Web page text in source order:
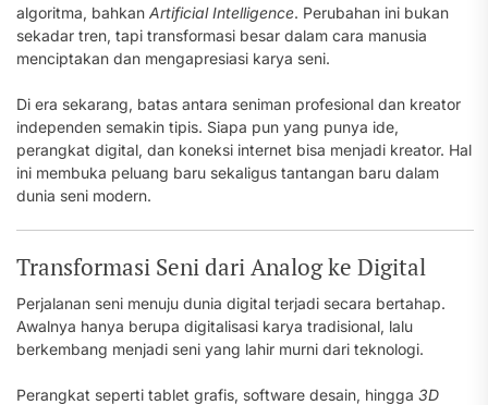
algoritma, bahkan Artificial Intelligence. Perubahan ini bukan
sekadar tren, tapi transformasi besar dalam cara manusia
menciptakan dan mengapresiasi karya seni.
Di era sekarang, batas antara seniman profesional dan kreator
independen semakin tipis. Siapa pun yang punya ide,
perangkat digital, dan koneksi internet bisa menjadi kreator. Hal
ini membuka peluang baru sekaligus tantangan baru dalam
dunia seni modern.
Transformasi Seni dari Analog ke Digital
Perjalanan seni menuju dunia digital terjadi secara bertahap.
Awalnya hanya berupa digitalisasi karya tradisional, lalu
berkembang menjadi seni yang lahir murni dari teknologi.
Perangkat seperti tablet grafis, software desain, hingga 3D